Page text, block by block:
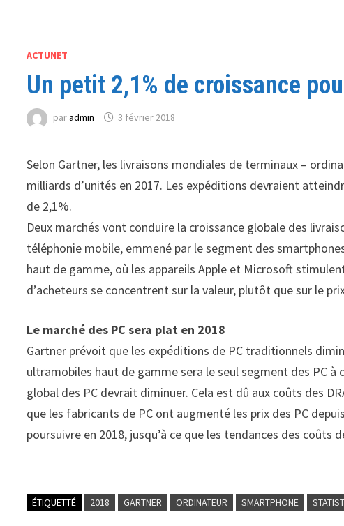
ACTUNET
Un petit 2,1% de croissance
paradmin 3 février 2018
Selon Gartner, les livraisons mondiales de terminaux –
milliards d’unités en 2017. Les expéditions devraient
de 2,1%.
Deux marchés vont conduire la croissance globale des
téléphonie mobile, emmené par le segment des
haut de gamme, où les appareils Apple et Microsoft
d’acheteurs se concentrent sur la valeur, plutôt que sur le
Le marché des PC sera plat en 2018
Gartner prévoit que les expéditions de PC traditionnels
ultramobiles haut de gamme sera le seul segment des PC à
global des PC devrait diminuer. Cela est dû aux coûts des
que les fabricants de PC ont augmenté les prix des PC
poursuivre en 2018, jusqu’à ce que les tendances des coûts
ÉTIQUETTÉ 2018 GARTNER ORDINATEUR SMARTPHONE